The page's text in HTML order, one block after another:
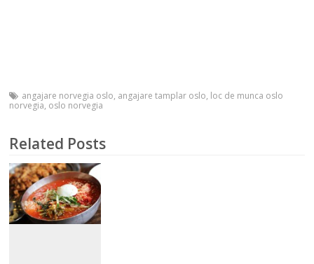
angajare norvegia oslo, angajare tamplar oslo, loc de munca oslo
norvegia, oslo norvegia
Related Posts